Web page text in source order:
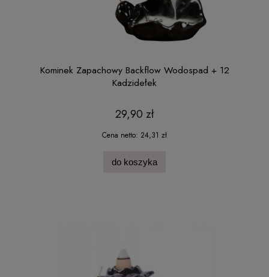
Kominek Zapachowy Backflow Wodospad + 12
Kadzidełek
29,90 zł
Cena netto: 24,31 zł
do koszyka